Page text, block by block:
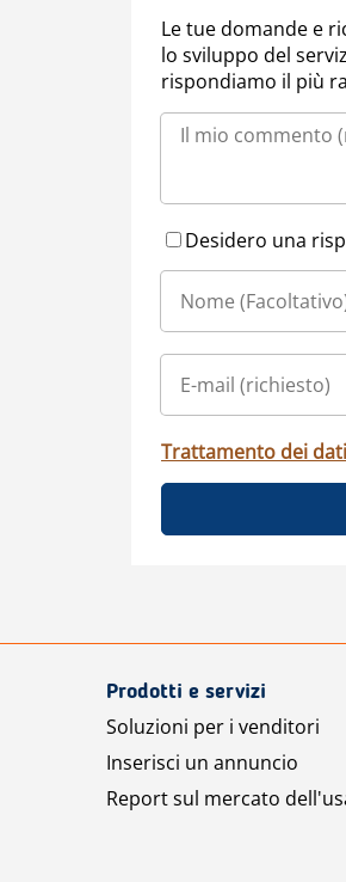
Le tue domande e
lo sviluppo del
rispondiamo il più
Desidero una
Trattamento dei
Prodotti e servizi
Soluzioni per i venditori
Inserisci un annuncio
Report sul mercato